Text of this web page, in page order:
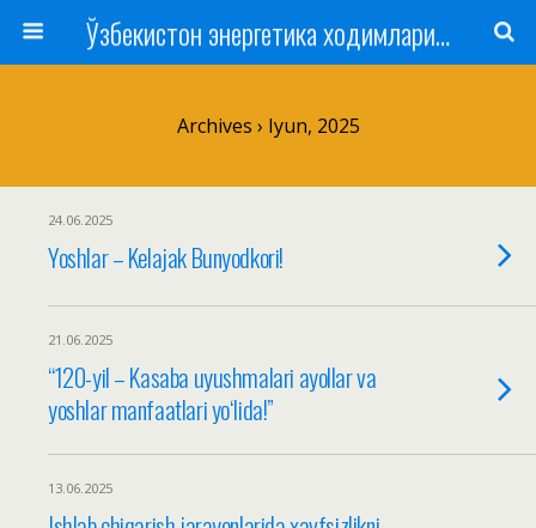
Ўзбекистон энергетика ходимлари касаба уюшмаси
Archives › Iyun, 2025
24.06.2025
Yoshlar – Kelajak Bunyodkori!
21.06.2025
“120-yil – Kasaba uyushmalari ayollar va
yoshlar manfaatlari yoʻlida!”
13.06.2025